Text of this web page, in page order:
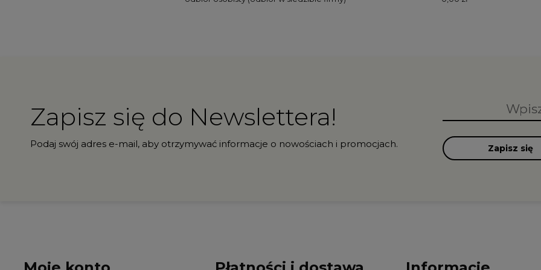
Zapisz się do Newslettera!
Podaj swój adres e-mail, aby otrzymywać informacje o nowościach i promocjach. Zapisz się